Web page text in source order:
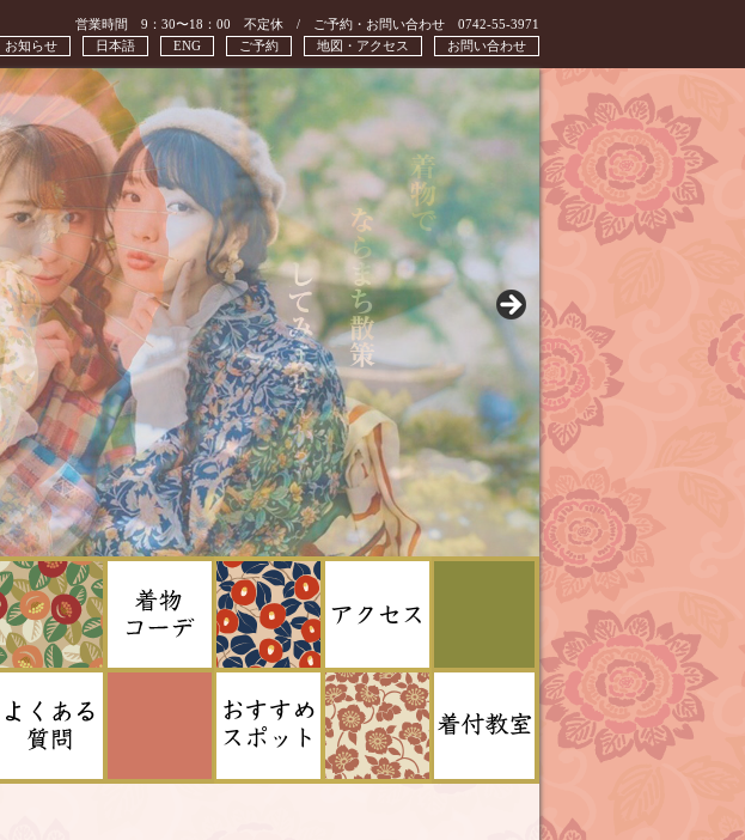
営業時間 9：30〜18：00 不定休 / ご予約・お問い合わせ 0742-55-3971
お問い合わせ
地図・アクセス
ご予約
ENG
日本語
お知らせ